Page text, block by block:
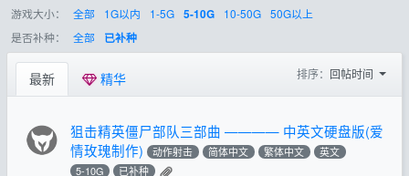
游戏大小：
全部 1G以内 1-5G 5-10G 10-50G 50G以上
是否补种：
全部 已补种
最新 精华 排序： 回帖时间
狙击精英僵尸部队三部曲 ———— 中英文硬盘版(爱
情玫瑰制作)
动作射击 简体中文 繁体中文
英文
5-10G
已补种